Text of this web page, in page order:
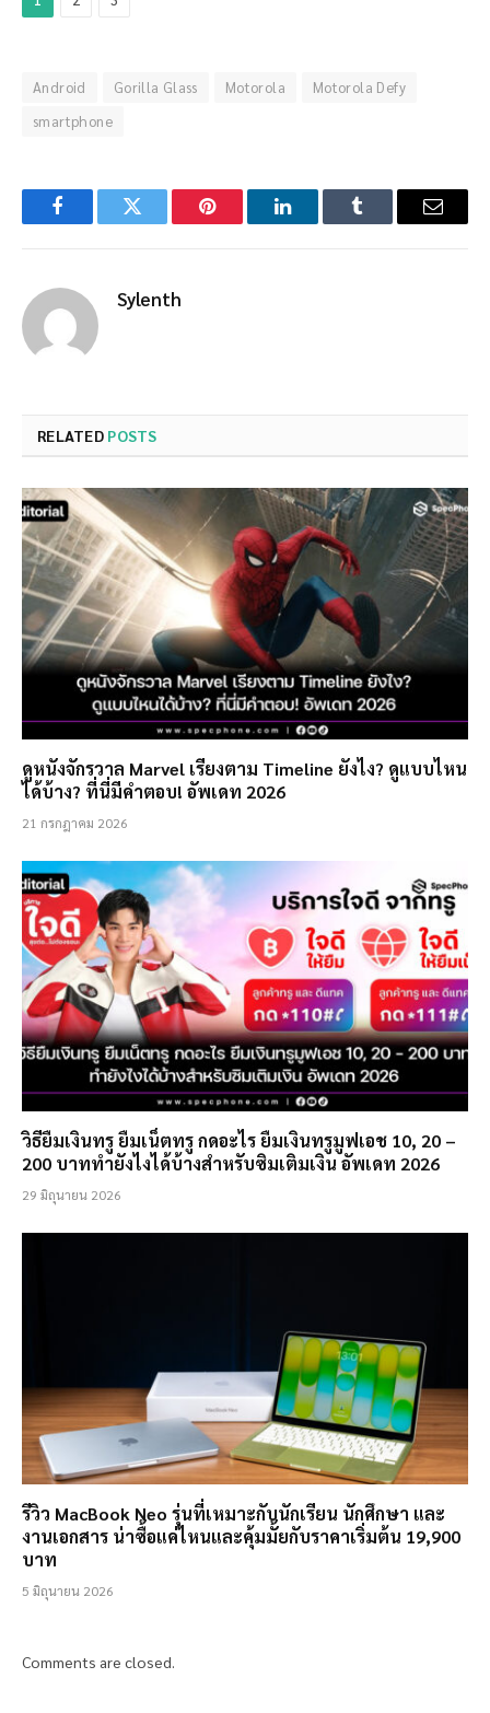
Android Gorilla Glass Motorola
Motorola Defy
smartphone
FacebookTwitter Pinterest LinkedInTumblr Email
Sylenth
RELATED POSTS
ดูหนังจักรวาล Marvel เรียงตาม Timeline ยังไง? ดูแบบไหน
ได้บ้าง? ที่นี่มีคำตอบ! อัพเดท 2026
21 กรกฎาคม 2026
วิธียืมเงินทรู ยืมเน็ตทรู กดอะไร ยืมเงินทรูมูฟเอช 10, 20 –
200 บาททำยังไงได้บ้างสำหรับซิมเติมเงิน อัพเดท 2026
29 มิถุนายน 2026
รีวิว MacBook Neo รุ่นที่เหมาะกับนักเรียน นักศึกษา และ
งานเอกสาร น่าซื้อแค่ไหนและคุ้มมั้ยกับราคาเริ่มต้น 19,900
บาท
5 มิถุนายน 2026
Comments are closed.